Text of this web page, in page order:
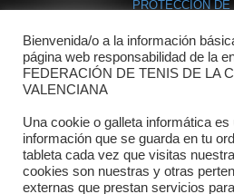
PROTECCIÓN DE
POLÍTICA DE
Dónde
Directorio
Bienvenida/o a la información
página web responsabilidad de la
FEDERACIÓN DE TENIS DE LA
VALENCIANA
Una cookie o galleta informática
información que se guarda en tu
tableta cada vez que visitas
cookies son nuestras y otras
externas que prestan servicios